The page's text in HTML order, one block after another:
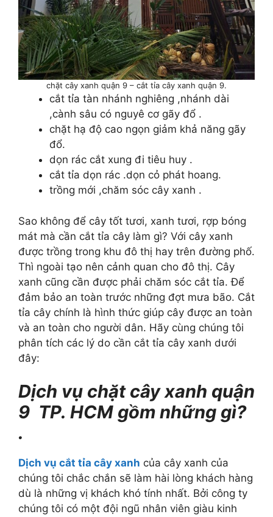
chặt cây xanh quận 9 – cắt tỉa cây xanh quận 9.
cắt tỉa tàn nhánh nghiêng ,nhánh dài
,cành sâu có nguyê cơ gãy đổ .
chặt hạ độ cao ngọn giảm khả năng gãy
đổ.
dọn rác cắt xung đi tiêu huy .
cắt tỉa dọn rác .dọn cỏ phát hoang.
trồng mới ,chăm sóc cây xanh .
Sao không để cây tốt tươi, xanh tươi, rợp bóng
mát mà cần cắt tỉa cây làm gì? Với cây xanh
được trồng trong khu đô thị hay trên đường phố.
Thì ngoài tạo nên cảnh quan cho đô thị. Cây
xanh cũng cần được phải chăm sóc cắt tỉa. Để
đảm bảo an toàn trước những đợt mưa bão. Cắt
tỉa cây chính là hình thức giúp cây được an toàn
và an toàn cho người dân. Hãy cùng chúng tôi
phân tích các lý do cần cắt tỉa cây xanh dưới
đây:
Dịch vụ chặt cây xanh quận
9 TP. HCM gồm những gì?
.
Dịch vụ cắt tỉa cây xanh của cây xanh của
chúng tôi chắc chắn sẽ làm hài lòng khách hàng
dù là những vị khách khó tính nhất. Bởi công ty
chúng tôi có một đội ngũ nhân viên giàu kinh